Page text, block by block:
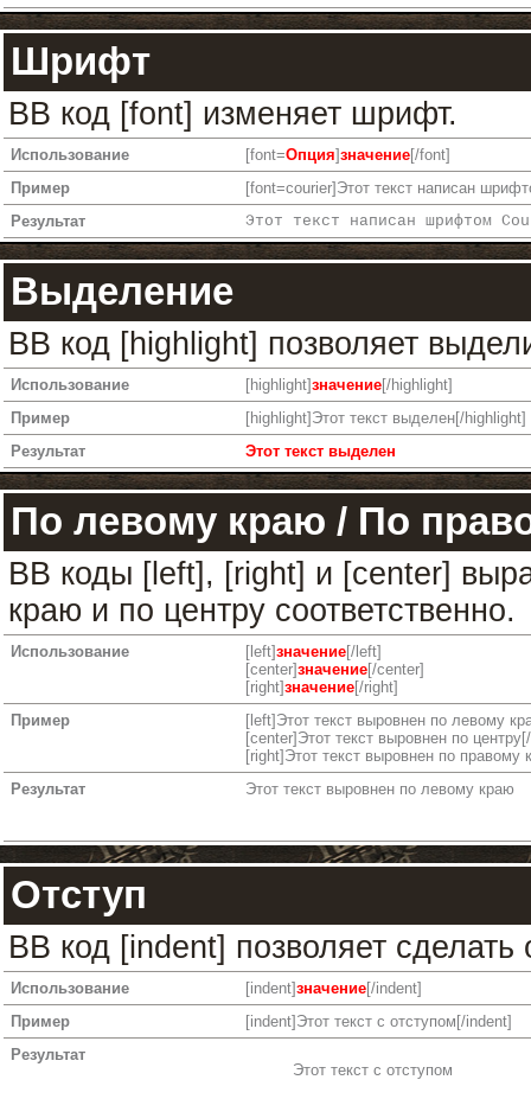
Шрифт
BB код [font] изменяет шрифт.
Использование [font=Опция]значение[/font]
Пример
[font=courier]Этот текст написан
Результат
Этот текст написан шрифтом
Выделение
BB код [highlight] позволяет
Использование [highlight]значение[/highlight]
Пример
[highlight]Этот текст выделен[/highlight]
Результат
Этот текст выделен
По левому краю / По
BB коды [left], [right] и [center]
краю и по центру соответственно.
Использование [left]значение[/left]
[center]значение[/center]
[right]значение[/right]
Пример
[left]Этот текст выровнен по левому
[center]Этот текст выровнен по
[right]Этот текст выровнен по правому
Результат
Этот текст выровнен по левому краю
Отступ
BB код [indent] позволяет сделать
Использование [indent]значение[/indent]
Пример
[indent]Этот текст с отступом[/indent]
Результат
Этот текст с отступом